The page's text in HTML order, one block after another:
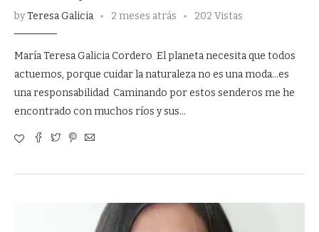
byTeresa Galicia 2 meses atrás 202 Vistas
María Teresa Galicia Cordero El planeta necesita que todos
actuemos, porque cuidar la naturaleza no es una moda…es
una responsabilidad Caminando por estos senderos me he
encontrado con muchos ríos y sus…